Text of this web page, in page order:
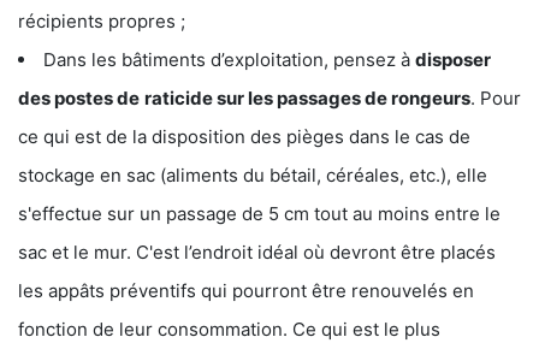
récipients propres ;
Dans les bâtiments d’exploitation, pensez à disposer
des postes de raticide sur les passages de rongeurs. Pour
ce qui est de la disposition des pièges dans le cas de
stockage en sac (aliments du bétail, céréales, etc.), elle
s'effectue sur un passage de 5 cm tout au moins entre le
sac et le mur. C'est l’endroit idéal où devront être placés
les appâts préventifs qui pourront être renouvelés en
fonction de leur consommation. Ce qui est le plus